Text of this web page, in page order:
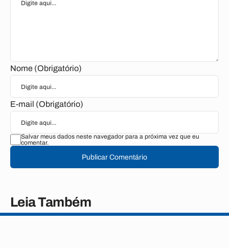
Nome (Obrigatório)
E-mail (Obrigatório)
Salvar meus dados neste navegador para a próxima vez que eu
comentar.
Publicar Comentário
Leia Também